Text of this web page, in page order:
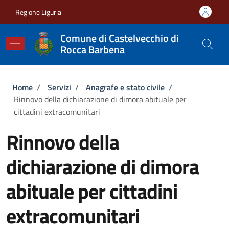
Regione Liguria
Comune di Castelvecchio di
Rocca Barbena
Briciole di pane
Home / Servizi / Anagrafe e stato civile /
Rinnovo della dichiarazione di dimora abituale per
cittadini extracomunitari
Rinnovo della
dichiarazione di dimora
abituale per cittadini
extracomunitari